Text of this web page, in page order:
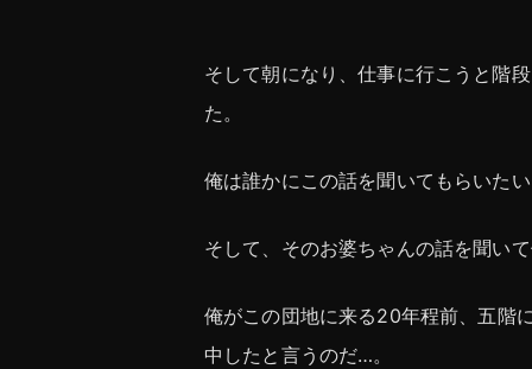
そして朝になり、仕事に行こうと階
た。
俺は誰かにこの話を聞いてもらいた
そして、そのお婆ちゃんの話を聞い
俺がこの団地に来る20年程前、五階
中したと言うのだ…。